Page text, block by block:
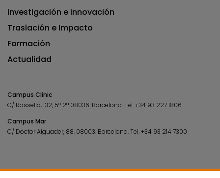
Investigación e Innovación
Traslación e Impacto
Formación
Actualidad
Campus Clínic
C/ Rosselló, 132, 5º 2ª 08036. Barcelona.Tel.+34 93 227 1806
Campus Mar
C/ Doctor Aiguader, 88. 08003. Barcelona.Tel.+34 93 214 7300